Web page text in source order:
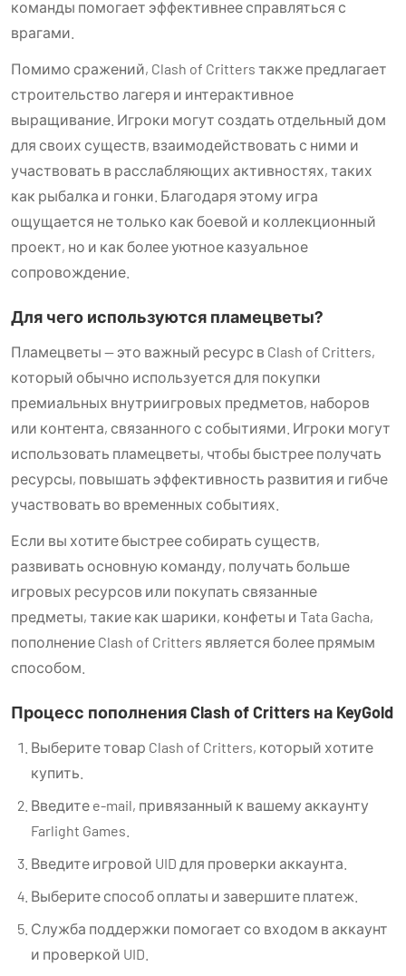
команды помогает эффективнее справляться с
врагами.
Помимо сражений, Clash of Critters также предлагает
строительство лагеря и интерактивное
выращивание. Игроки могут создать отдельный дом
для своих существ, взаимодействовать с ними и
участвовать в расслабляющих активностях, таких
как рыбалка и гонки. Благодаря этому игра
ощущается не только как боевой и коллекционный
проект, но и как более уютное казуальное
сопровождение.
Для чего используются пламецветы?
Пламецветы — это важный ресурс в Clash of Critters,
который обычно используется для покупки
премиальных внутриигровых предметов, наборов
или контента, связанного с событиями. Игроки могут
использовать пламецветы, чтобы быстрее получать
ресурсы, повышать эффективность развития и гибче
участвовать во временных событиях.
Если вы хотите быстрее собирать существ,
развивать основную команду, получать больше
игровых ресурсов или покупать связанные
предметы, такие как шарики, конфеты и Tata Gacha,
пополнение Clash of Critters является более прямым
способом.
Процесс пополнения Clash of Critters на KeyGold
Выберите товар Clash of Critters, который хотите
купить.
Введите e-mail, привязанный к вашему аккаунту
Farlight Games.
Введите игровой UID для проверки аккаунта.
Выберите способ оплаты и завершите платеж.
Служба поддержки помогает со входом в аккаунт
и проверкой UID.